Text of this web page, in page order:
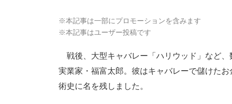
※本記事は一部にプロモーションを含みます
※本記事はユーザー投稿です
戦後、大型キャバレー「ハリウッド」など
実業家・福富太郎。彼はキャバレーで儲けた
術史に名を残しました。